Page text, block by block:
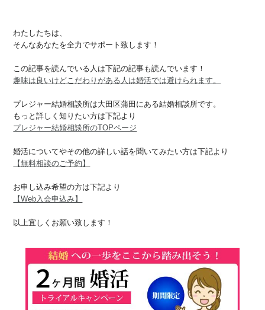
わたしたちは、
そんなあなたを全力でサポート致します！
この記事を読んでいる人は下記の記事も読んでいます！
趣味は良いけどこだわりがある人は婚活では避けられます。
プレジャー結婚相談所は大田区蒲田にある結婚相談所です。
もっと詳しく知りたい方は下記より
プレジャー結婚相談所のTOPページ
婚活についてやその他の詳しい話を聞いてみたい方は下記より
【無料相談のご予約】
お申し込み希望の方は下記より
【Web入会申込み】
以上宜しくお願い致します！